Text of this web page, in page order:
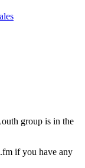
group is in the
if you have any